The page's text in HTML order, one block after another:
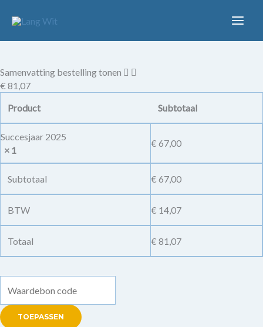
naar
Samenvatting bestelling tonen
€ 81,07
Product
Subtotaal
Succesjaar 2025
× 1
€ 67,00
Subtotaal € 67,00
BTW € 14,07
Totaal € 81,07
TOEPASSEN